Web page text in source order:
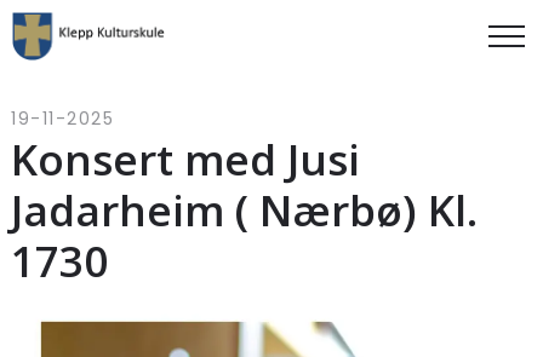
19-11-2025
Konsert med Jusi
Jadarheim ( Nærbø) Kl.
1730